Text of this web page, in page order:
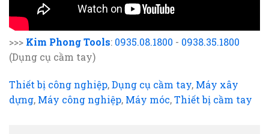
>>> Kim Phong Tools: 0935.08.1800 - 0938.35.1800
(Dụng cụ cầm tay)
Thiết bị công nghiệp,Dụng cụ cầm tay, Máy xây
dựng, Máy công nghiệp, Máy móc,Thiết bị cầm tay